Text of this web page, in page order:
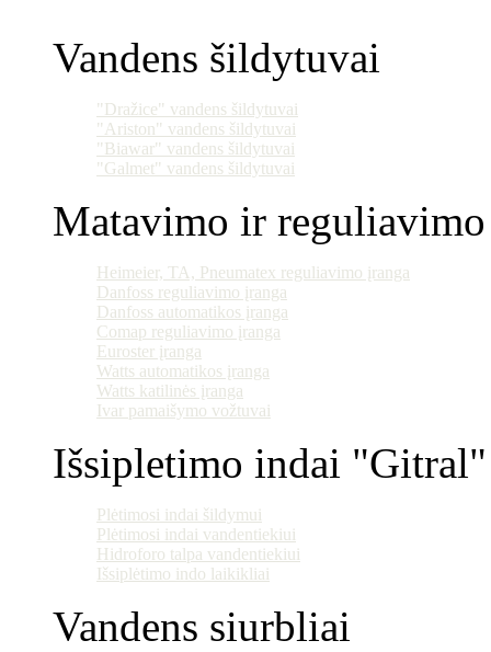
Vandens šildytuvai
"Dražice" vandens šildytuvai
"Ariston" vandens šildytuvai
"Biawar" vandens šildytuvai
"Galmet" vandens šildytuvai
Matavimo ir
Heimeier, TA, Pneumatex reguliavimo įranga
Danfoss reguliavimo įranga
Danfoss automatikos įranga
Comap reguliavimo įranga
Euroster įranga
Watts automatikos įranga
Watts katilinės įranga
Ivar pamaišymo vožtuvai
Išsipletimo indai
Plėtimosi indai šildymui
Plėtimosi indai vandentiekiui
Hidroforo talpa vandentiekiui
Išsiplėtimo indo laikikliai
Vandens siurbliai